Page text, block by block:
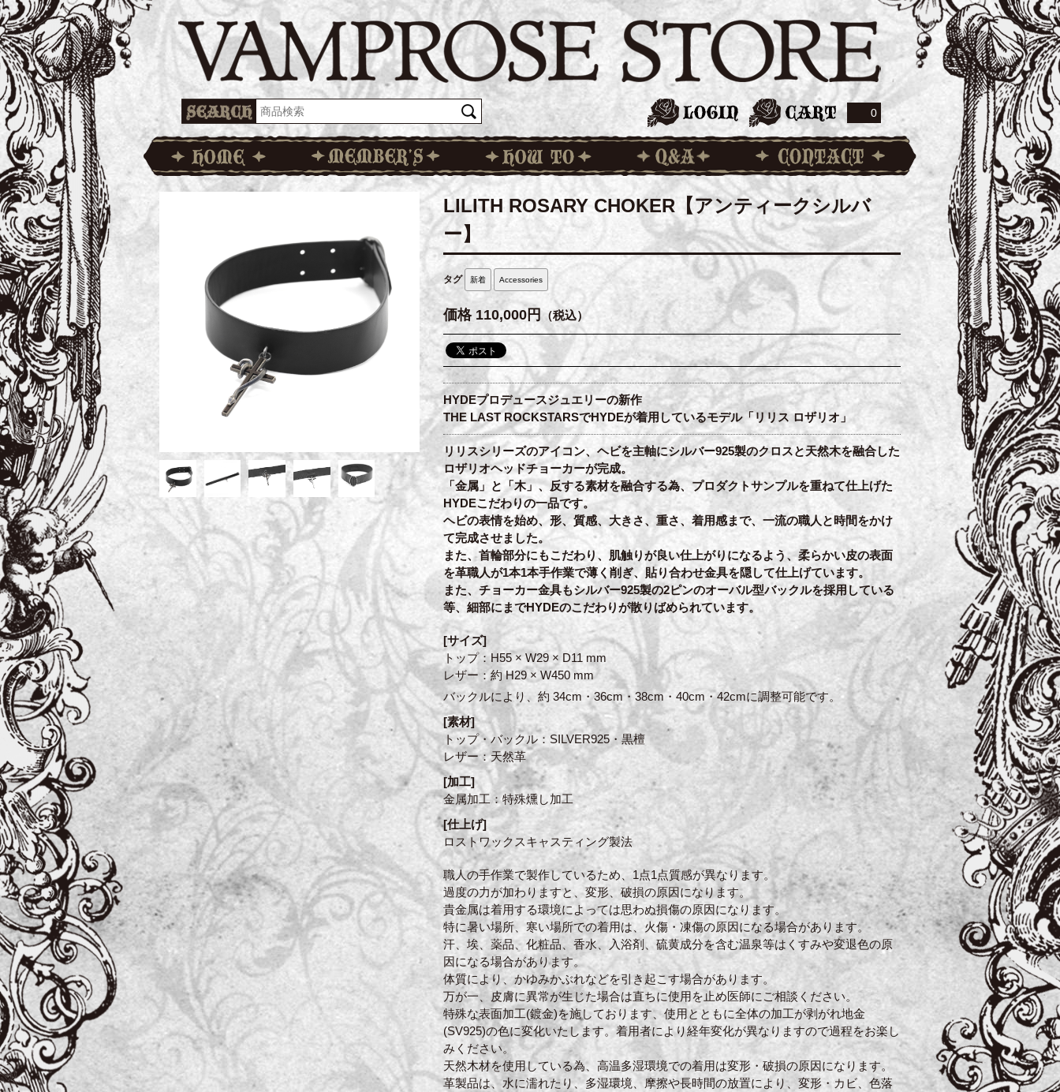
0
LILITH ROSARY CHOKER【アンティークシルバ
ー】
タグ 新着 Accessories
価格 110,000円 （税込）
HYDEプロデュースジュエリーの新作
THE LAST ROCKSTARSでHYDEが着用しているモデル「リリス ロザリオ」
リリスシリーズのアイコン、ヘビを主軸にシルバー925製のクロスと天然木を融合した
ロザリオヘッドチョーカーが完成。
「金属」と「木」、反する素材を融合する為、プロダクトサンプルを重ねて仕上げた
HYDEこだわりの一品です。
ヘビの表情を始め、形、質感、大きさ、重さ、着用感まで、一流の職人と時間をかけ
て完成させました。
また、首輪部分にもこだわり、肌触りが良い仕上がりになるよう、柔らかい皮の表面
を革職人が1本1本手作業で薄く削ぎ、貼り合わせ金具を隠して仕上げています。
また、チョーカー金具もシルバー925製の2ピンのオーバル型バックルを採用している
等、細部にまでHYDEのこだわりが散りばめられています。
[サイズ]
トップ：H55 × W29 × D11 mm
レザー：約 H29 × W450 mm
バックルにより、約 34cm・36cm・38cm・40cm・42cmに調整可能です。
[素材]
トップ・バックル：SILVER925・黒檀
レザー：天然革
[加工]
金属加工：特殊燻し加工
[仕上げ]
ロストワックスキャスティング製法
職人の手作業で製作しているため、1点1点質感が異なります。
過度の力が加わりますと、変形、破損の原因になります。
貴金属は着用する環境によっては思わぬ損傷の原因になります。
特に暑い場所、寒い場所での着用は、火傷・凍傷の原因になる場合があります。
汗、埃、薬品、化粧品、香水、入浴剤、硫黄成分を含む温泉等はくすみや変退色の原
因になる場合があります。
体質により、かゆみかぶれなどを引き起こす場合があります。
万が一、皮膚に異常が生じた場合は直ちに使用を止め医師にご相談ください。
特殊な表面加工(鍍金)を施しております、使用とともに全体の加工が剥がれ地金
(SV925)の色に変化いたします。着用者により経年変化が異なりますので過程をお楽し
みください。
天然木材を使用している為、高温多湿環境での着用は変形・破損の原因になります。
革製品は、水に濡れたり、多湿環境、摩擦や長時間の放置により、変形・カビ、色落